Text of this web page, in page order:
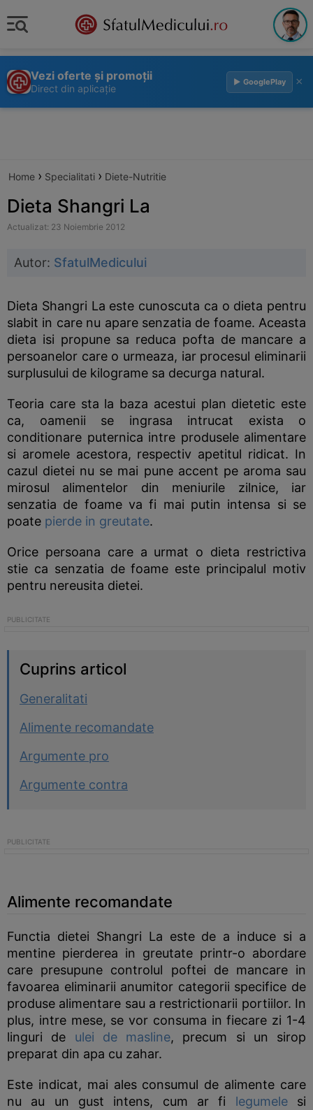
Vezi oferte și promoții
Direct din aplicație
▶ GooglePlay ×
Home › Specialitati › Diete-Nutritie
Dieta Shangri La
Actualizat: 23 Noiembrie 2012
Autor: SfatulMedicului
Dieta Shangri La este cunoscuta ca o dieta pentru
slabit in care nu apare senzatia de foame. Aceasta
dieta isi propune sa reduca pofta de mancare a
persoanelor care o urmeaza, iar procesul eliminarii
surplusului de kilograme sa decurga natural.
Teoria care sta la baza acestui plan dietetic este
ca, oamenii se ingrasa intrucat exista o
conditionare puternica intre produsele alimentare
si aromele acestora, respectiv apetitul ridicat. In
cazul dietei nu se mai pune accent pe aroma sau
mirosul alimentelor din meniurile zilnice, iar
senzatia de foame va fi mai putin intensa si se
poate pierde in greutate.
Orice persoana care a urmat o dieta restrictiva
stie ca senzatia de foame este principalul motiv
pentru nereusita dietei.
Cuprins articol
Generalitati
Alimente recomandate
Argumente pro
Argumente contra
Alimente recomandate
Functia dietei Shangri La este de a induce si a
mentine pierderea in greutate printr-o abordare
care presupune controlul poftei de mancare in
favoarea eliminarii anumitor categorii specifice de
produse alimentare sau a restrictionarii portiilor. In
plus, intre mese, se vor consuma in fiecare zi 1-4
linguri de ulei de masline, precum si un sirop
preparat din apa cu zahar.
Este indicat, mai ales consumul de alimente care
nu au un gust intens, cum ar fi legumelesi